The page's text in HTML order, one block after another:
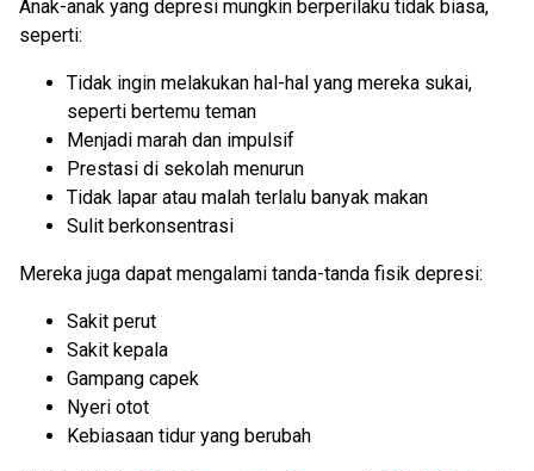
Anak-anak yang depresi mungkin berperilaku tidak biasa,
seperti:
Tidak ingin melakukan hal-hal yang mereka sukai,
seperti bertemu teman
Menjadi marah dan impulsif
Prestasi di sekolah menurun
Tidak lapar atau malah terlalu banyak makan
Sulit berkonsentrasi
Mereka juga dapat mengalami tanda-tanda fisik depresi:
Sakit perut
Sakit kepala
Gampang capek
Nyeri otot
Kebiasaan tidur yang berubah